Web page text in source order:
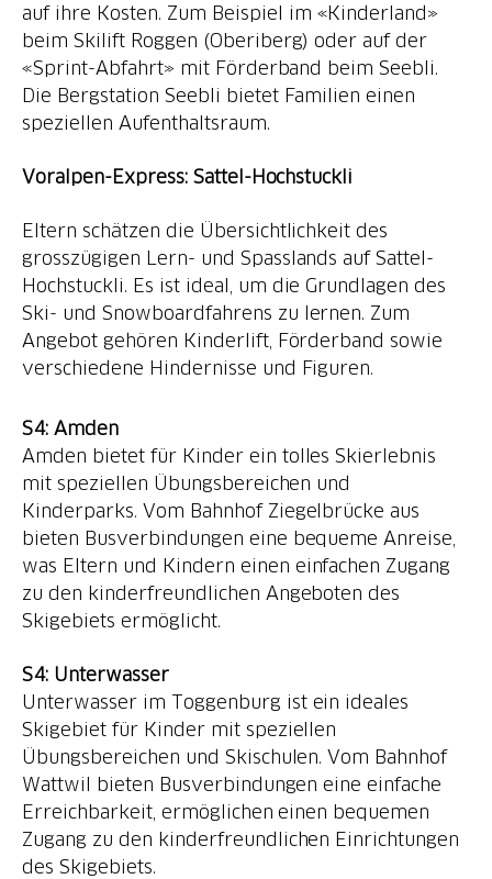
auf ihre Kosten. Zum Beispiel im «Kinderland»
beim Skilift Roggen (Oberiberg) oder auf der
«Sprint-Abfahrt» mit Förderband beim Seebli.
Die Bergstation Seebli bietet Familien einen
speziellen Aufenthaltsraum.
Voralpen-Express: Sattel-Hochstuckli
Eltern schätzen die Übersichtlichkeit des
grosszügigen Lern- und Spasslands auf Sattel-
Hochstuckli. Es ist ideal, um die Grundlagen des
Ski- und Snowboardfahrens zu lernen. Zum
Angebot gehören Kinderlift, Förderband sowie
verschiedene Hindernisse und Figuren.
S4: Amden
Amden bietet für Kinder ein tolles Skierlebnis
mit speziellen Übungsbereichen und
Kinderparks. Vom Bahnhof Ziegelbrücke aus
bieten Busverbindungen eine bequeme Anreise,
was Eltern und Kindern einen einfachen Zugang
zu den kinderfreundlichen Angeboten des
Skigebiets ermöglicht.
S4: Unterwasser
Unterwasser im Toggenburg ist ein ideales
Skigebiet für Kinder mit speziellen
Übungsbereichen und Skischulen. Vom Bahnhof
Wattwil bieten Busverbindungen eine einfache
Erreichbarkeit, ermöglichen einen bequemen
Zugang zu den kinderfreundlichen Einrichtungen
des Skigebiets.